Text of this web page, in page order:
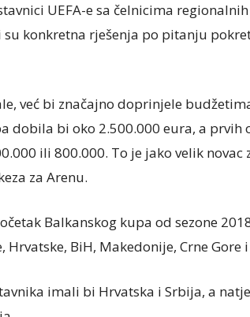
UEFA-e sa čelnicima regionalnih
konkretna rješenja po pitanju
već bi značajno doprinjele
dobila bi oko 2.500.000 eura, a prvih
ili 800.000. To je jako velik novac
za Arenu.
Balkanskog kupa od sezone
BiH, Makedonije, Crne Gore i
imali bi Hrvatska i Srbija, a